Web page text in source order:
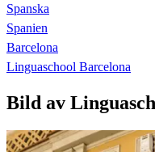
Spanska
Spanien
Barcelona
Linguaschool Barcelona
Bild av